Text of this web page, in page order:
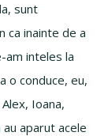
sunt
ca inainte de a
am inteles la
o conduce, eu,
Ioana,
aparut acele